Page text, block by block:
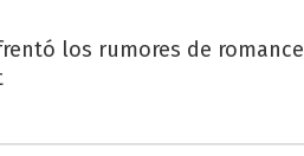
los rumores de romance